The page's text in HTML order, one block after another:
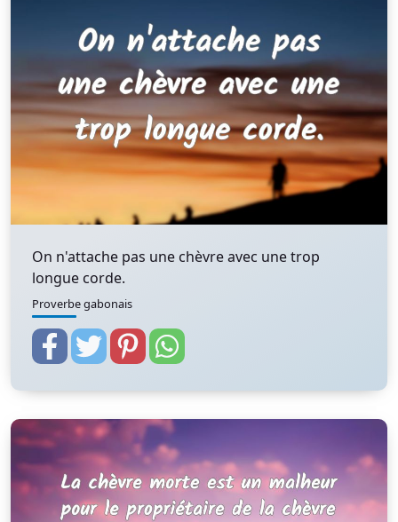
On n'attache pas une chèvre avec une trop
longue corde.
Proverbe gabonais